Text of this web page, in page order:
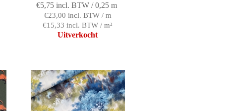
€5,75 incl. BTW / 0,25 m
€23,00 incl. BTW / m
€15,33 incl. BTW / m²
Uitverkocht